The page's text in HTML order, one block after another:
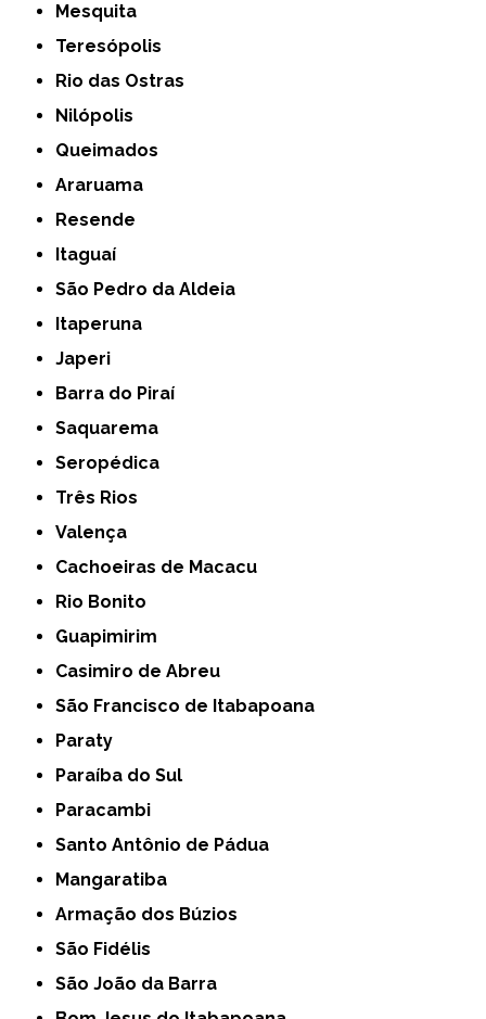
Mesquita
Teresópolis
Rio das Ostras
Nilópolis
Queimados
Araruama
Resende
Itaguaí
São Pedro da Aldeia
Itaperuna
Japeri
Barra do Piraí
Saquarema
Seropédica
Três Rios
Valença
Cachoeiras de Macacu
Rio Bonito
Guapimirim
Casimiro de Abreu
São Francisco de Itabapoana
Paraty
Paraíba do Sul
Paracambi
Santo Antônio de Pádua
Mangaratiba
Armação dos Búzios
São Fidélis
São João da Barra